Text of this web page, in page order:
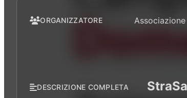
ORGANIZZATORE
DESCRIZIONE COMPLETA